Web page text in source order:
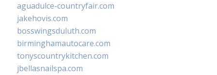
aguadulce-countryfair.com
jakehovis.com
bosswingsduluth.com
birminghamautocare.com
tonyscountrykitchen.com
jbellasnailspa.com